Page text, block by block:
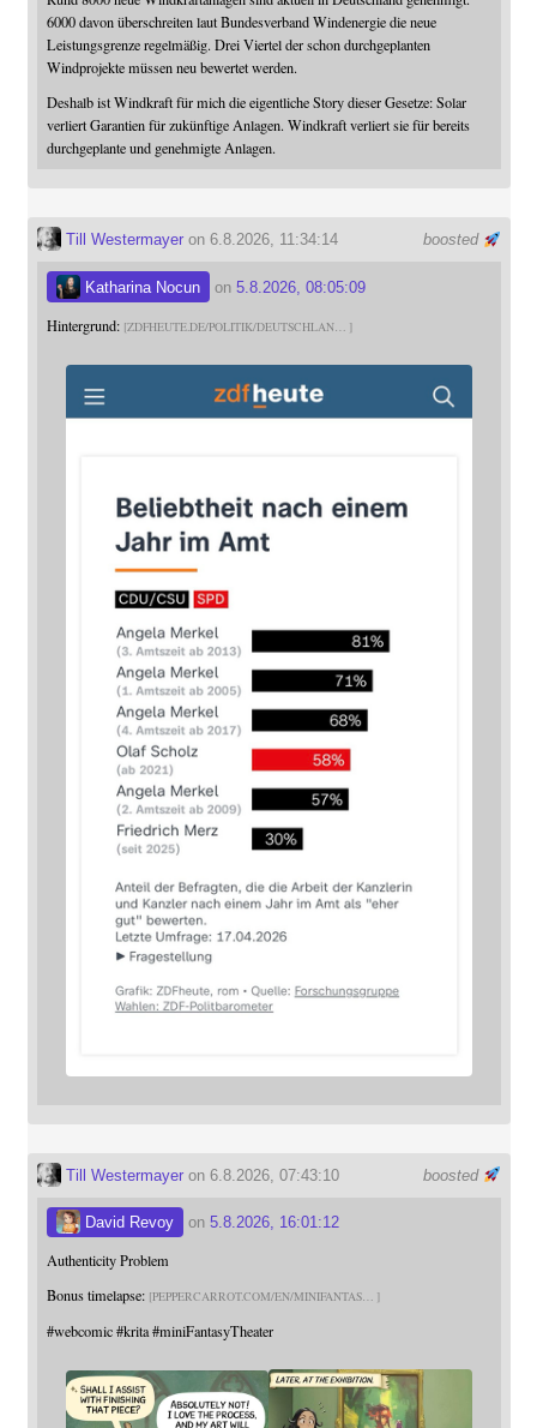
6000 davon überschreiten laut Bundesverband Windenergie die neue
Leistungsgrenze regelmäßig. Drei Viertel der schon durchgeplanten
Windprojekte müssen neu bewertet werden.
Deshalb ist Windkraft für mich die eigentliche Story dieser Gesetze: Solar
verliert Garantien für zukünftige Anlagen. Windkraft verliert sie für bereits
durchgeplante und genehmigte Anlagen.
boosted
Till Westermayeron 6.8.2026, 11:34:14
Katharina Nocun on 5.8.2026, 08:05:09
Hintergrund: ZDFHEUTE.DE/POLITIK/DEUTSCHLAN
boosted
Till Westermayeron 6.8.2026, 07:43:10
David Revoy on 5.8.2026, 16:01:12
Authenticity Problem
Bonus timelapse: PEPPERCARROT.COM/EN/MINIFANTAS
#webcomic #krita #miniFantasyTheater